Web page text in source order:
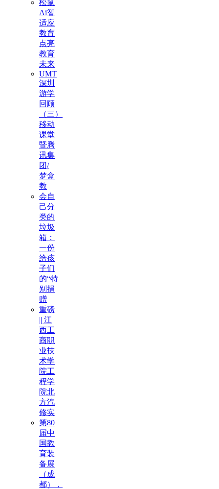
松鼠
Ai智
适应
教育
点亮
教育
未来
UMT
深圳
游学
回顾
（三）
移动
课堂
暨腾
讯集
团/
梦盒
教
会自
己分
类的
垃圾
箱：
一份
给孩
子们
的“特
别捐
赠
重磅
|| 江
西工
商职
业技
术学
院工
程学
院北
方汽
修实
第80
届中
国教
育装
备展
（成
都），